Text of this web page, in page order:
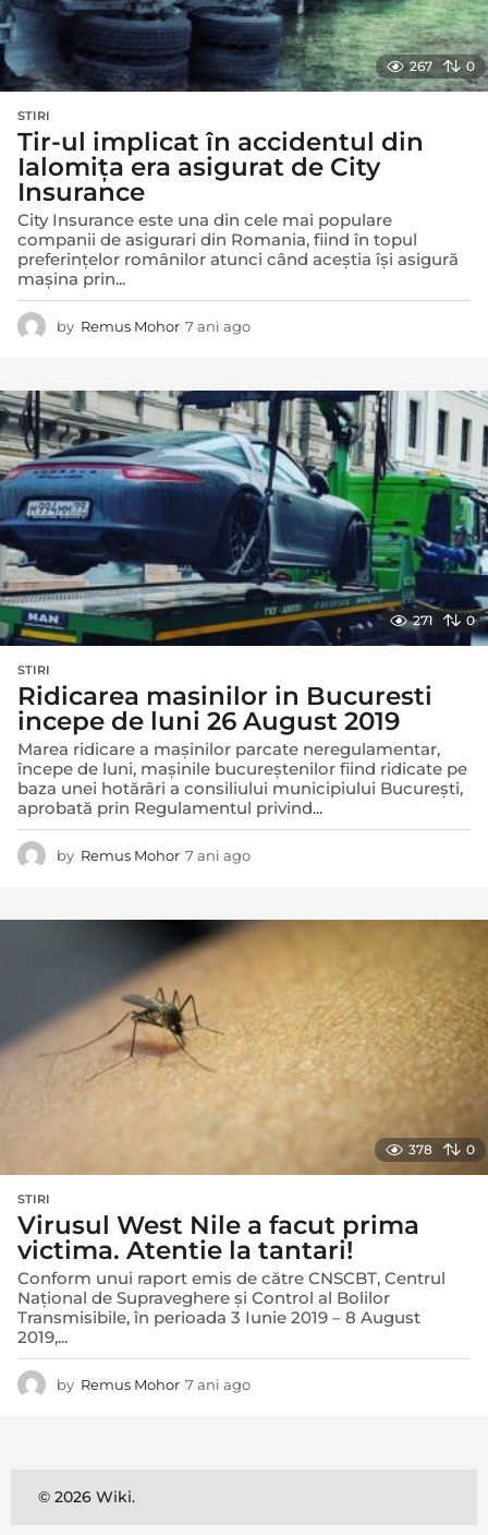
267 0
STIRI
Tir-ul implicat în accidentul din
Ialomița era asigurat de City
Insurance
City Insurance este una din cele mai populare
companii de asigurari din Romania, fiind în topul
preferințelor românilor atunci când aceștia își asigură
mașina prin...
by Remus Mohor 7 ani ago
i
a
g
o
271 0
STIRI
Ridicarea masinilor in Bucuresti
incepe de luni 26 August 2019
Marea ridicare a mașinilor parcate neregulamentar,
începe de luni, mașinile bucureștenilor fiind ridicate pe
baza unei hotărâri a consiliului municipiului București,
aprobată prin Regulamentul privind...
by Remus Mohor 7 ani ago
i
a
378 0
STIRI
Virusul West Nile a facut prima
victima. Atentie la tantari!
Conform unui raport emis de către CNSCBT, Centrul
Naţional de Supraveghere şi Control al Bolilor
Transmisibile, în perioada 3 Iunie 2019 – 8 August
2019,...
by Remus Mohor 7 ani ago
© 2026 Wiki.